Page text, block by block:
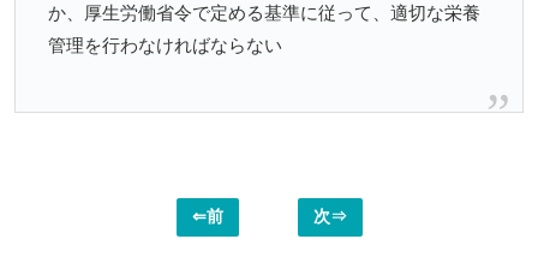
か、厚生労働省令で定める基準に従って、適切な栄養
管理を行わなければならない
⇐前 次⇒